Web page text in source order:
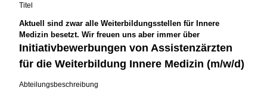
Titel
Aktuell sind zwar alle Weiterbildungsstellen für Innere
Medizin besetzt. Wir freuen uns aber immer über
Initiativbewerbungen von Assistenzärzten
für die Weiterbildung Innere Medizin (m/w/d)
Abteilungsbeschreibung